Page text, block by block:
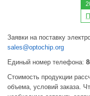
Заявки на поставку
sales@optochip.org
Единый номер телефона:
Стоимость продукции
объема, условий заказа.